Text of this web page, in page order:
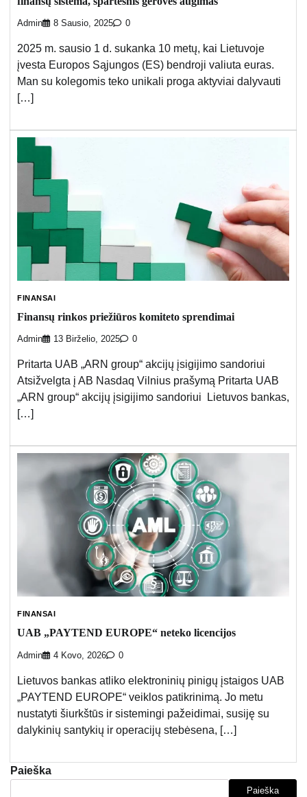
Admin 8 Sausio, 2025 0
2025 m. sausio 1 d. sukanka 10 metų, kai Lietuvoje
įvesta Europos Sąjungos (ES) bendroji valiuta euras.
Man su kolegomis teko unikali proga aktyviai dalyvauti
[…]
FINANSAI
Finansų rinkos priežiūros komiteto sprendimai
Admin 13 Birželio, 2025 0
Pritarta UAB „ARN group“ akcijų įsigijimo sandoriui
Atsižvelgta į AB Nasdaq Vilnius prašymą Pritarta UAB
„ARN group“ akcijų įsigijimo sandoriui Lietuvos bankas,
[…]
FINANSAI
UAB „PAYTEND EUROPE“ neteko licencijos
Admin 4 Kovo, 2026 0
Lietuvos bankas atliko elektroninių pinigų įstaigos UAB
„PAYTEND EUROPE“ veiklos patikrinimą. Jo metu
nustatyti šiurkštūs ir sistemingi pažeidimai, susiję su
dalykinių santykių ir operacijų stebėsena, […]
Paieška
Paieška